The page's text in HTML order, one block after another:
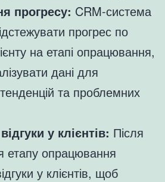
прогресу: CRM-система
прогрес по
на етапі опрацювання,
дані для
та проблемних
у клієнтів: Після
етапу опрацювання
у клієнтів, щоб